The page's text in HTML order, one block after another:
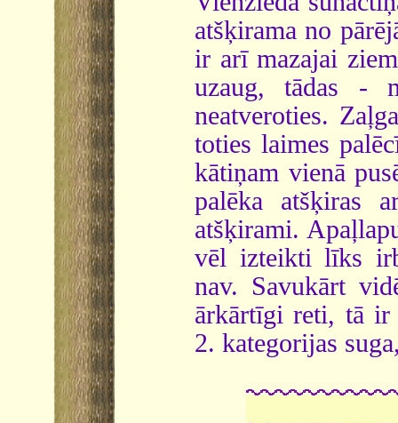
atšķirama no
ir arī mazajai
uzaug, tādas -
neatveroties.
toties laimes
kātiņam vienā
palēka atšķiras
atšķirami.
vēl izteikti līks
nav. Savukārt
ārkārtīgi reti, tā ir
2. kategorijas